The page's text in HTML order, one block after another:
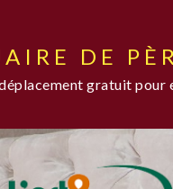
DE
gratuit pour